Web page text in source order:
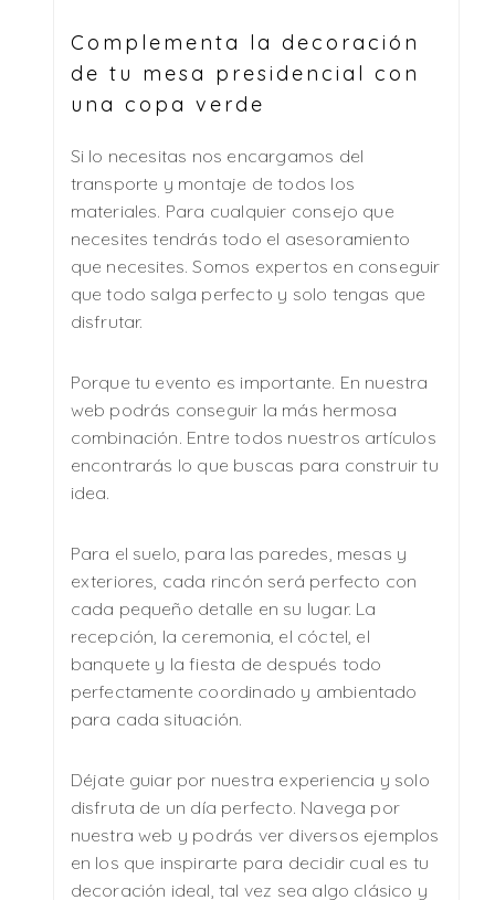
Complementa la decoración
de tu mesa presidencial con
una copa verde
Si lo necesitas nos encargamos del
transporte y montaje de todos los
materiales. Para cualquier consejo que
necesites tendrás todo el asesoramiento
que necesites. Somos expertos en conseguir
que todo salga perfecto y solo tengas que
disfrutar.
Porque tu evento es importante. En nuestra
web podrás conseguir la más hermosa
combinación. Entre todos nuestros artículos
encontrarás lo que buscas para construir tu
idea.
Para el suelo, para las paredes, mesas y
exteriores, cada rincón será perfecto con
cada pequeño detalle en su lugar. La
recepción, la ceremonia, el cóctel, el
banquete y la fiesta de después todo
perfectamente coordinado y ambientado
para cada situación.
Déjate guiar por nuestra experiencia y solo
disfruta de un día perfecto. Navega por
nuestra web y podrás ver diversos ejemplos
en los que inspirarte para decidir cual es tu
decoración ideal, tal vez sea algo clásico y